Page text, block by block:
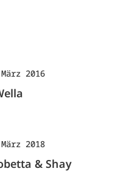
2016
2018
& Shay